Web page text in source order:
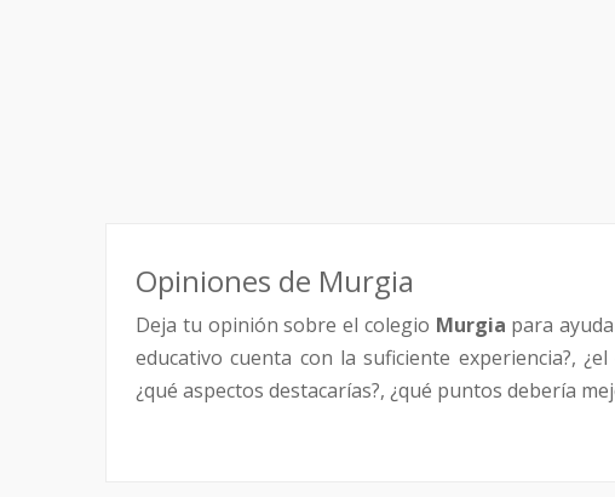
Opiniones de Murgia
Deja tu opinión sobre el colegio Murgia para
educativo cuenta con la suficiente experiencia?,
¿qué aspectos destacarías?, ¿qué puntos debería